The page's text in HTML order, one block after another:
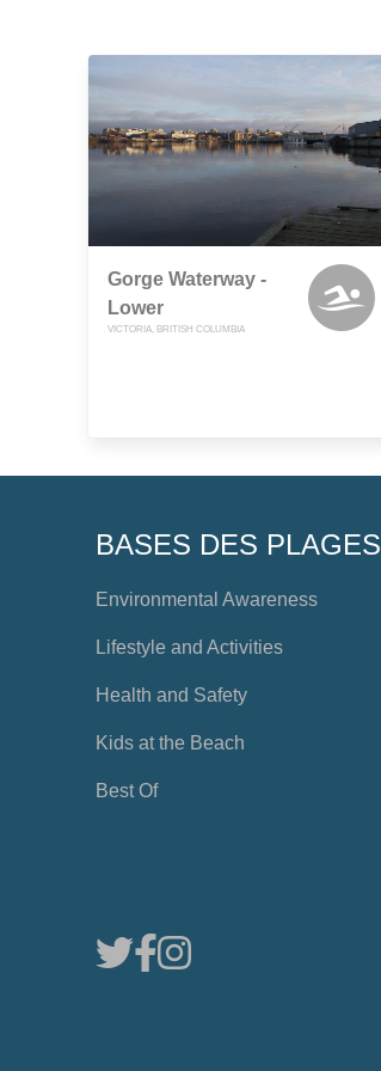
Gorge Waterway -
Lower
VICTORIA, BRITISH COLUMBIA
BASES DES PLAGES
Environmental Awareness
Lifestyle and Activities
Health and Safety
Kids at the Beach
Best Of